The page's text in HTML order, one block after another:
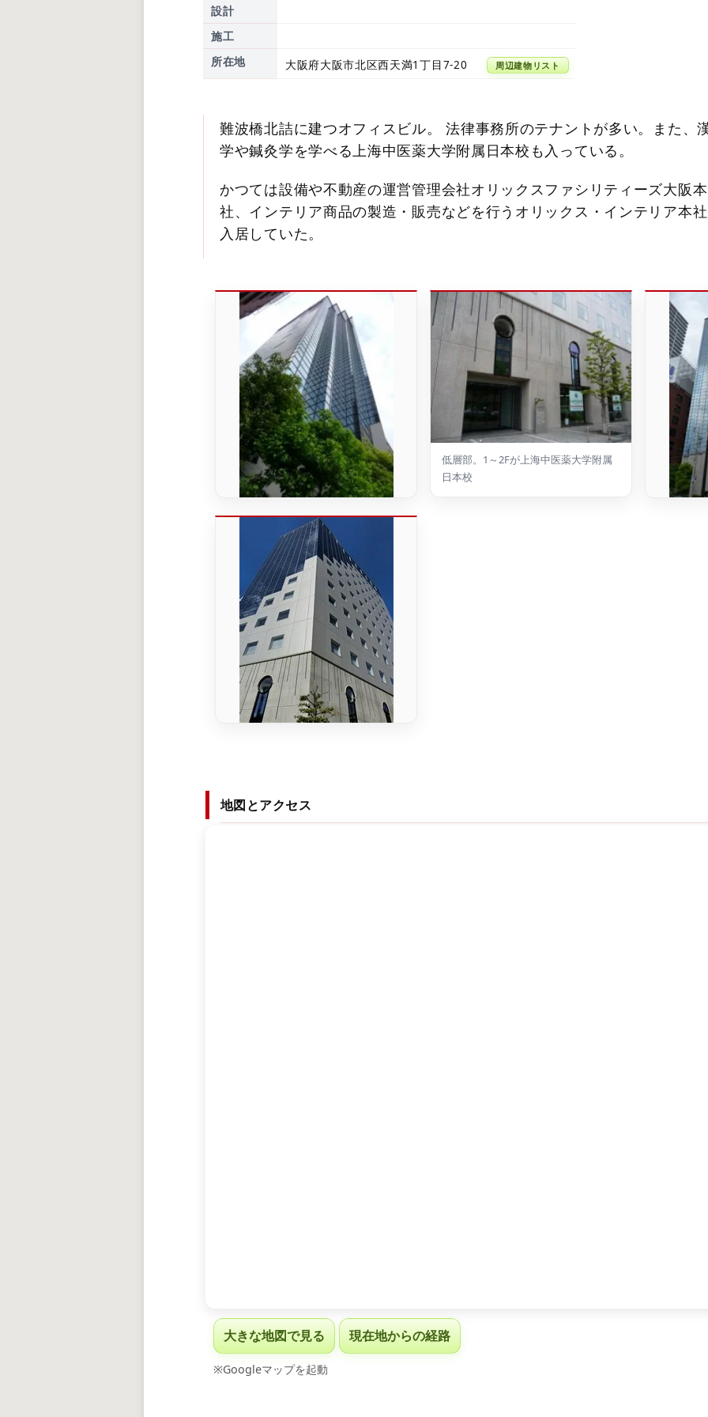
設計
施工
所在地
大阪府大阪市北区西天満1丁目7-20 周辺建物リスト
難波橋北詰に建つオフィスビル。 法律事務所のテナントが多い。また、
学や鍼灸学を学べる上海中医薬大学附属日本校も入っている。
かつては設備や不動産の運営管理会社オリックスファシリティーズ大阪本
社、インテリア商品の製造・販売などを行うオリックス・インテリア本
入居していた。
低層部。1～2Fが上海中医薬大学附属
日本校
地図とアクセス
大きな地図で見る 現在地からの経路
※Googleマップを起動